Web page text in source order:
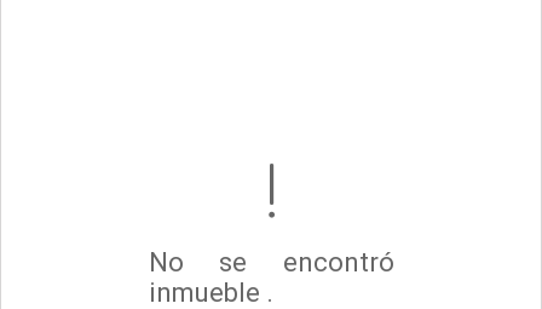
No se encontró
inmueble .